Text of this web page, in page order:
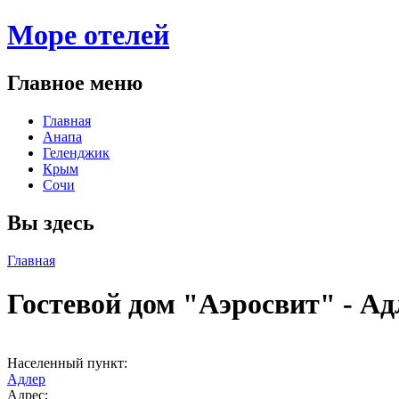
Море отелей
Главное меню
Главная
Анапа
Геленджик
Крым
Сочи
Вы здесь
Главная
Гостевой дом "Аэросвит" -
Населенный пункт:
Адлер
Адрес: